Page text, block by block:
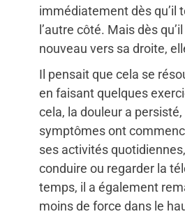
immédiatement dès qu’il
l’autre côté. Mais dès
nouveau vers sa droite,
Il pensait que cela se
en faisant quelques
cela, la douleur a
symptômes ont
ses activités
conduire ou regarder la
temps, il a également
moins de force dans le